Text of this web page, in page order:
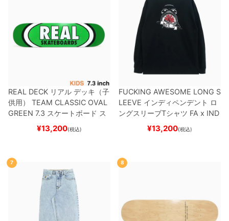
REAL DECK リアル デッキ（子
供用）
TEAM CLASSIC OVAL
GREEN 7.3 スケートボード ス
¥13,200(税込)
FUCKING AWESOME LONG S
LEEVE インディペンデント ロ
ングスリーブTシャツ FA x IND
EPENDENTHOSTAGE
スケートボード スケボー
¥13,200(税込)
7 8